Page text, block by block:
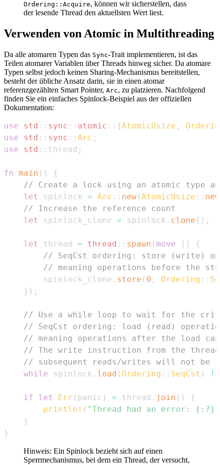
Ordering::Acquire, können wir sicherstellen, dass
der lesende Thread den aktuellsten Wert liest.
Verwenden von Atomic in Multithreading
Da alle atomaren Typen das Sync-Trait implementieren, ist das
Teilen atomarer Variablen über Threads hinweg sicher. Da atomare
Typen selbst jedoch keinen Sharing-Mechanismus bereitstellen,
besteht der übliche Ansatz darin, sie in einen atomar
referenzgezählten Smart Pointer, Arc, zu platzieren. Nachfolgend
finden Sie ein einfaches Spinlock-Beispiel aus der offiziellen
Dokumentation:
use std :: sync :: atomic :: {AtomicUsize ,
use
std :: sync :: Arc ;
use
std :: thread ;
fn main ( )
{
// Create a lock using an atomic type
let
spinlock = Arc :: new(AtomicUsize :: new
// Increase the reference count
let
spinlock_clone = spinlock . clone ( ) ;
let thread = thread :: spawn ( move | |
{
// SeqCst ordering: store (write)
// meaning operations before the
        spinlock_clone
. store ( 0 , Ordering ::
} ) ;
// Use a while loop to wait for the
// SeqCst ordering: load (read)
// meaning operations after the load
// The write instruction from the thread
// subsequent reads/writes will not be
while spinlock . load ( Ordering :: SeqCst ) !=
if let Err ( panic ) = thread . join ( )
{
println! ( "Thread had an error: {:?}"
}
}
Hinweis: Ein Spinlock bezieht sich auf einen
Sperrmechanismus, bei dem ein Thread, der versucht,